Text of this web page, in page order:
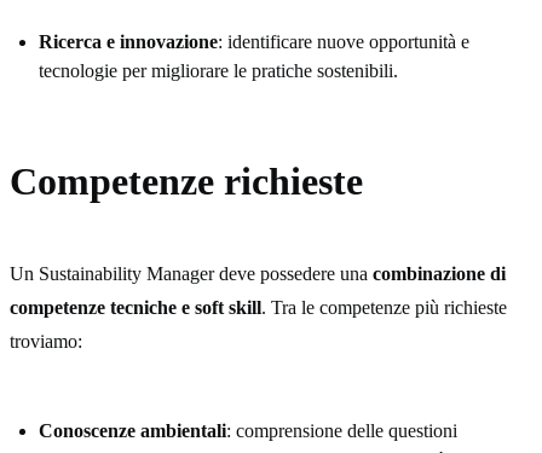
Ricerca e innovazione: identificare nuove opportunità e
tecnologie per migliorare le pratiche sostenibili.
Competenze richieste
Un Sustainability Manager deve possedere una combinazione di
competenze tecniche e soft skill. Tra le competenze più richieste
troviamo:
Conoscenze ambientali: comprensione delle questioni